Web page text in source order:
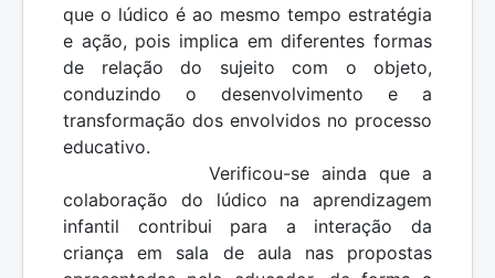
que o lúdico é ao mesmo tempo estratégia
e ação, pois implica em diferentes formas
de relação do sujeito com o objeto,
conduzindo o desenvolvimento e a
transformação dos envolvidos no processo
educativo.
Verificou-se ainda que a
colaboração do lúdico na aprendizagem
infantil contribui para a interação da
criança em sala de aula nas propostas